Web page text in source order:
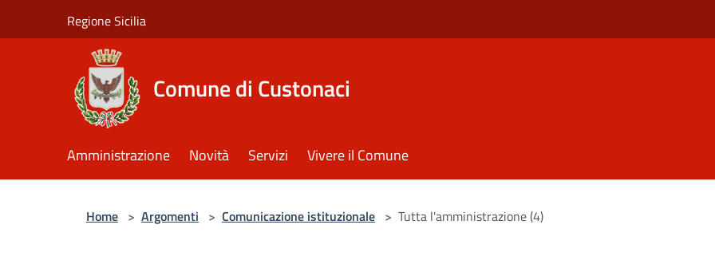
Regione Sicilia
Comune di Custonaci
Amministrazione Novità Servizi Vivere il Comune
Home > Argomenti > Comunicazione istituzionale > Tutta l'amministrazione (4)